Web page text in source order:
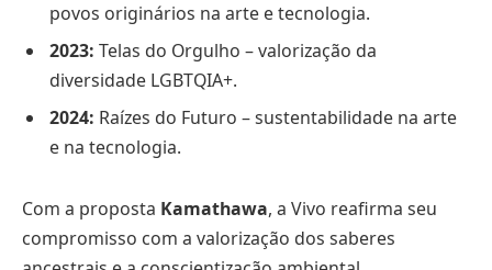
povos originários na arte e tecnologia.
2023: Telas do Orgulho – valorização da
diversidade LGBTQIA+.
2024: Raízes do Futuro – sustentabilidade na arte
e na tecnologia.
Com a proposta Kamathawa, a Vivo reafirma seu
compromisso com a valorização dos saberes